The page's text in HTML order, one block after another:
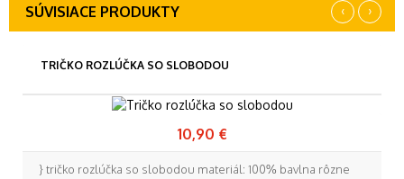
SÚVISIACE PRODUKTY ‹ ›
TRIČKO ROZLÚČKA SO SLOBODOU
10,90 €
} tričko rozlúčka so slobodou materiál: 100% bavlna rôzne